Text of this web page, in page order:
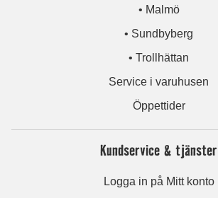
• Malmö
• Sundbyberg
• Trollhättan
Service i varuhusen
Öppettider
Kundservice & tjänster
Logga in på Mitt konto